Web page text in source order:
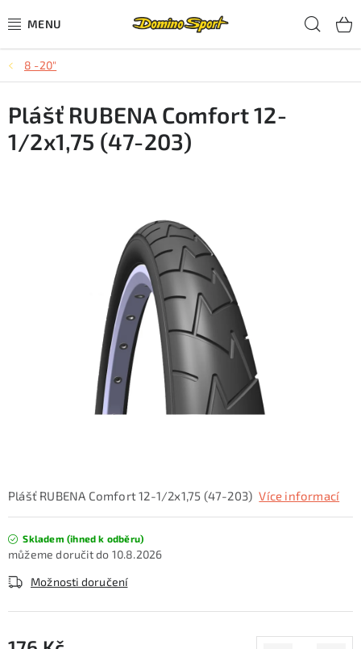
na
CYKLISTIKA
SJEZDOVÉ LYŽOVÁNÍ
SKIALPOVÉ LYŽOVÁNÍ
8 -20"
Plášť RUBENA Comfort 12-1/2x1,75 (47-203) Více informací
Skladem (ihned k odběru)
10.8.2026
Možnosti doručení
Plášť RUBENA Comfort 12-
1/2x1,75 (47-203)